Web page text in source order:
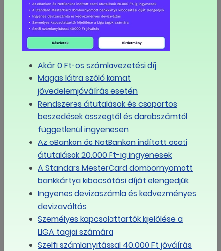
hozzájárulásával is módosíthatja. A munkaviszony
egyensúlyhiányos, aszimmetrikus szerkezete miatt a
„hozzájárulásával” feltételt a szakszervezetek
aggályosnak tartják, mely súlyos visszaélésekre
vezethet. Javasolták ezért e fordulatot elsősorban
törölni, vagy másodsorban, ha a jogalkotó feltétlenül
ragaszkodik a szabályhoz, akkor minimum írásos
hozzájáruláshoz kötni, rögzítve, hogy a munkavállalót e
körben semmilyen hátrány nem érheti. A benyújtó
jelezte, hogy érti a felvetést és javasolja a szöveg
egyértelműsítését, hogy az ne teremthessen alapot
visszaélésekre.
5. Végezetül megjegyezzük, hogy a szakszervezetek
által tett egyes pontosítások is akceptálásra kerültek,
melyek azonban inkább a jogalkalmazást segítik elő,
érdemi változással nem járnak.
Budapest, 2018. november 28.
Akár 0 Ft-os számlavezetési díj
Magas látra szóló kamat
jövedelemjóváírás esetén
Rendszeres átutalások és csoportos
beszedések összegtől és darabszámtól
függetlenül ingyenesen
Az eBankon és NetBankon indított eseti
átutalások 20.000 Ft-ig ingyenesek
A Standars MesterCard dombornyomott
bankkártya kibocsátási díját elengedjük
Ingyenes devizaszámla és kedvezményes
devizaváltás
Személyes kapcsolattartók kijelölése a
LIGA tagjai számára
Szelfi számlanyitással 40.000 Ft jóváírás